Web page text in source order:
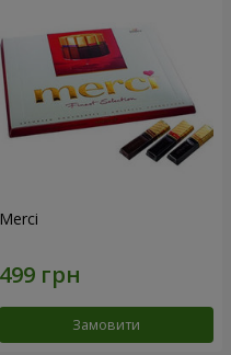
Merci
Замовити